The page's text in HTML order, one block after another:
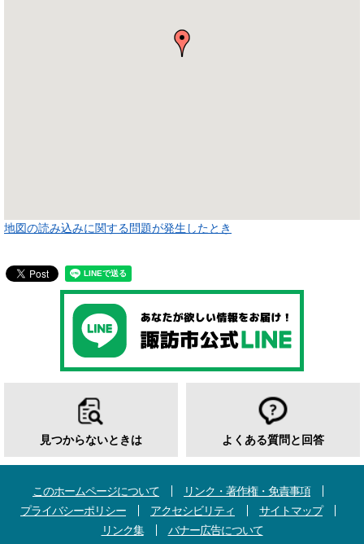
地図の読み込みに関する問題が発生したとき
見つからないときは よくある質問と回答
このホームページについて
リンク・著作権・免責事項
プライバシーポリシー
アクセシビリティ
サイトマップ
リンク集
バナー広告について